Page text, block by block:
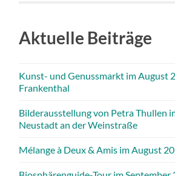
Aktuelle Beiträge
Kunst- und Genussmarkt im August
Frankenthal
Bilderausstellung von Petra Thullen
Neustadt an der Weinstraße
Mélange à Deux & Amis im August